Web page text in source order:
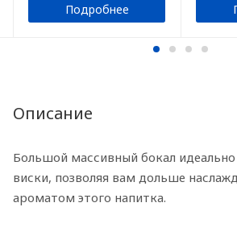
Подробнее
Описание
Большой массивный бокал
виски, позволяя вам дольше
ароматом этого напитка.